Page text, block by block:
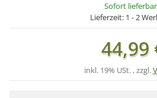
Sofort lieferbar
Lieferzeit: 1 - 2
44,99
inkl. 19% USt. , zzgl.